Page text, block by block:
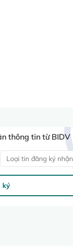
thông tin từ BIDV
Loại tin đăng ký nhận
ký